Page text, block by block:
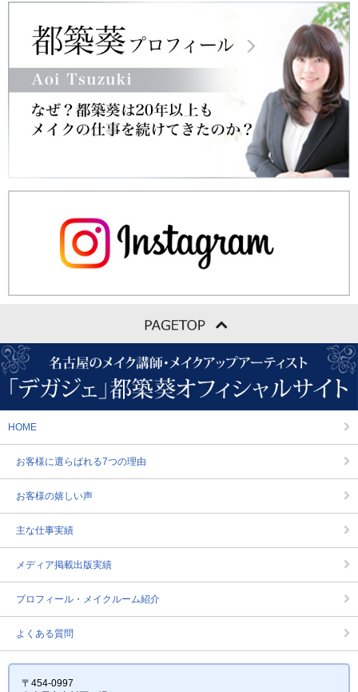
HOME
お客様に選らばれる7つの理由
お客様の嬉しい声
主な仕事実績
メディア掲載出版実績
プロフィール・メイクルーム紹介
よくある質問
〒454-0997